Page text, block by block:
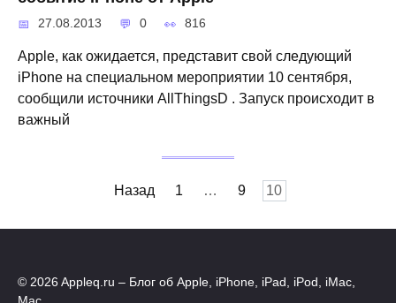
27.08.2013 0 816
Apple, как ожидается, представит свой ​​следующий
iPhone на специальном мероприятии 10 сентября,
сообщили источники AllThingsD . Запуск происходит в
важный
записям
Назад 1 … 9 10
© 2026 Appleq.ru – Блог об Apple, iPhone, iPad, iPod, iMac,
Mac